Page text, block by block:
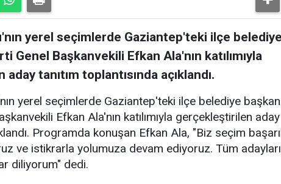
yerel seçimlerde Gaziantep'teki ilçe
Genel Başkanvekili Efkan Ala'nın katılımıyla
tanıtım toplantısında açıklandı.
yerel seçimlerde Gaziantep'teki ilçe belediye başkan
Efkan Ala'nın katılımıyla gerçekleştirilen aday
Programda konuşan Efkan Ala, "Biz seçim
ve istikrarla yolumuza devam ediyoruz. Tüm
diliyorum" dedi.